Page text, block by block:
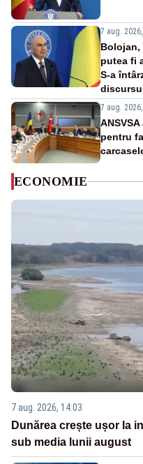
7 aug. 2026,
Bolojan,
putea fi
S-a
7 aug.
pentru
ECONOMIE
7 aug. 2026, 14:03
Dunărea crește ușor la
sub media lunii august